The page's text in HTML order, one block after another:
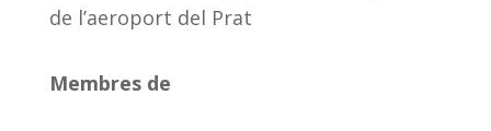
de l’aeroport del Prat
Membres de